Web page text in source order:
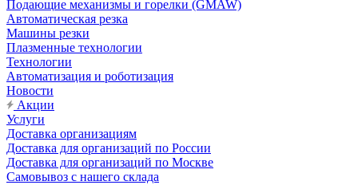
Подающие механизмы и горелки (GMAW)
Автоматическая резка
Машины резки
Плазменные технологии
Технологии
Автоматизация и роботизация
Новости
Акции
Услуги
Доставка организациям
Доставка для организаций по России
Доставка для организаций по Москве
Самовывоз с нашего склада